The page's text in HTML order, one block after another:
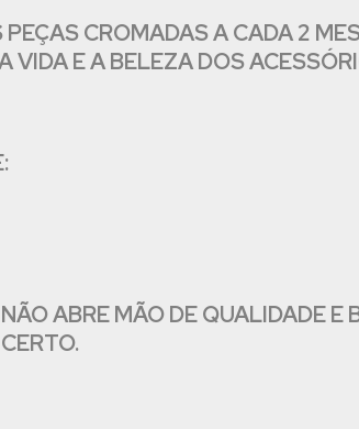
CROMADAS A CADA 2
VIDA E A BELEZA DOS
ABRE MÃO DE QUALIDADE E